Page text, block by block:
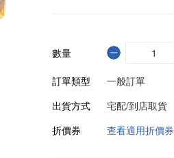
數量
訂單類型
一般訂單
出貨方式
宅配/到店取貨
折價券
查看適用折價券